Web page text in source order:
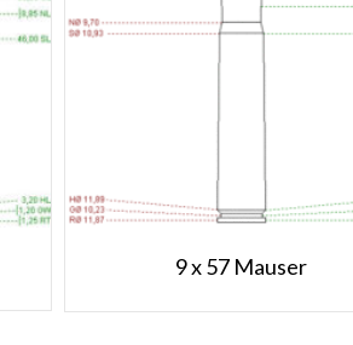
9 x 57 Mauser